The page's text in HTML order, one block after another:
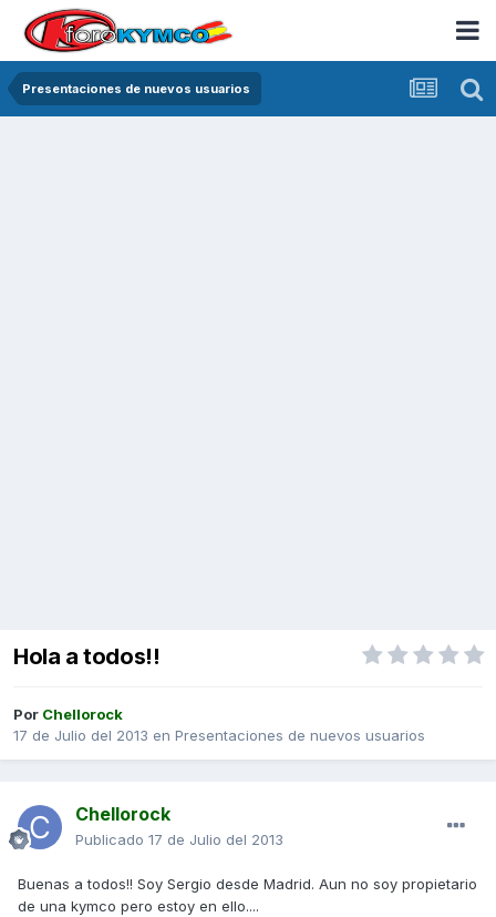
Presentaciones de nuevos usuarios
Hola a todos!!
Por Chellorock
17 de Julio del 2013 en Presentaciones de nuevos usuarios
Chellorock
Publicado 17 de Julio del 2013
Buenas a todos!! Soy Sergio desde Madrid. Aun no soy propietario
de una kymco pero estoy en ello....